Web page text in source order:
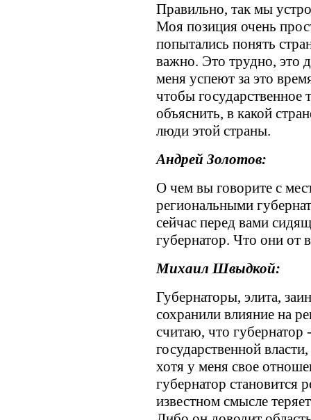
Правильно, так мы
Моя позиция очень
попытались понять
важно. Это трудно, это
меня успеют за это
чтобы государственное
объяснить, в какой
люди этой страны.
Андрей Золотов:
О чем вы говорите с
региональными
сейчас перед вами
губернатор. Что они от
Михаил Швыдкой:
Губернаторы, элита,
сохранили влияние на
считаю, что губернатор
государственной
хотя у меня свое
губернатор становится
известном смысле